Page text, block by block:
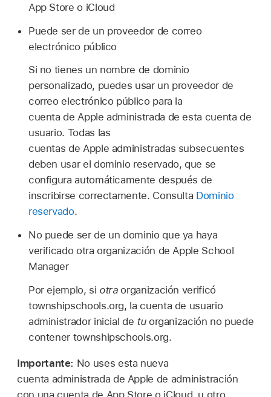
App Store o iCloud
Puede ser de un proveedor de correo
electrónico público
Si no tienes un nombre de dominio
personalizado, puedes usar un proveedor de
correo electrónico público para la
cuenta de Apple administrada de esta cuenta de
usuario. Todas las
cuentas de Apple administradas subsecuentes
deben usar el dominio reservado, que se
configura automáticamente después de
inscribirse correctamente. Consulta Dominio
reservado.
No puede ser de un dominio que ya haya
verificado otra organización de Apple School
Manager
Por ejemplo, si otraorganización verificó
townshipschools.org, la cuenta de usuario
administrador inicial de tuorganización no puede
contener townshipschools.org.
Importante: No uses esta nueva
cuenta administrada de Apple de administración
con una cuenta de App Store o iCloud, u otro